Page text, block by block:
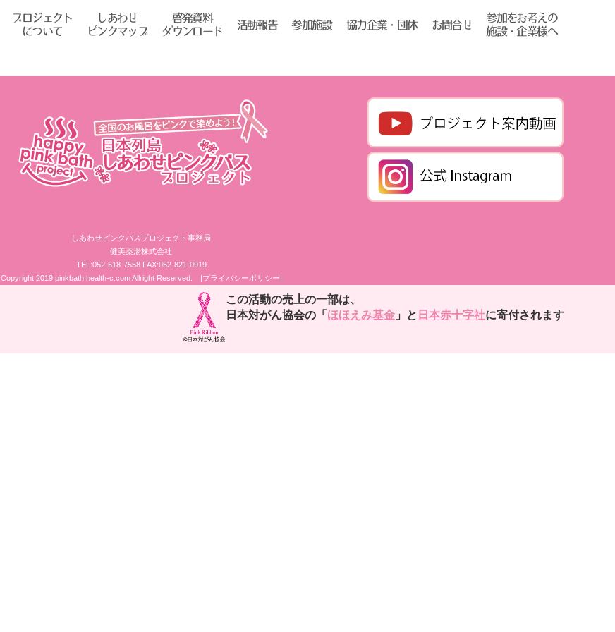
プロジェクト
について
しあわせ
ピンクマップ
啓発資料
ダウンロード
活動報告 参加施設 協力企業・団体 お問合せ
参加をお考えの
施設・企業様へ
しあわせピンクバスプロジェクト事務局
健美薬湯株式会社
TEL:052-618-7558 FAX:052-821-0919
Copyright 2019 pinkbath.health-c.com Allright Reserved.
|プライバシーポリシー|
この活動の売上の一部は、
日本対がん協会の「 ほほえみ基金 」と 日本赤十字社に寄付されます